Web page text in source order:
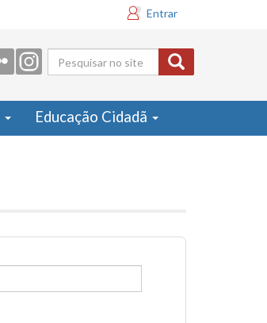
Entrar
Formulário
de busca
Educação Cidadã